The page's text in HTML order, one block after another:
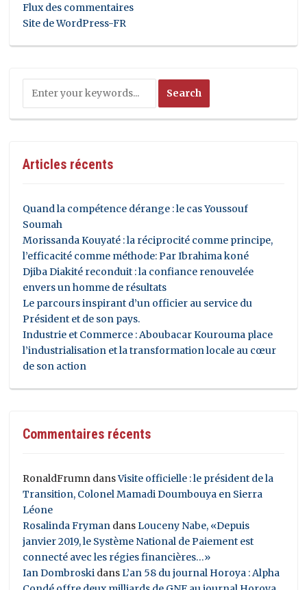
Flux des commentaires
Site de WordPress-FR
Articles récents
Quand la compétence dérange : le cas Youssouf
Soumah
Morissanda Kouyaté : la réciprocité comme principe,
l’efficacité comme méthode: Par Ibrahima koné
Djiba Diakité reconduit : la confiance renouvelée
envers un homme de résultats
Le parcours inspirant d’un officier au service du
Président et de son pays.
Industrie et Commerce : Aboubacar Kourouma place
l’industrialisation et la transformation locale au cœur
de son action
Commentaires récents
RonaldFrumn dansVisite officielle : le président de la
Transition, Colonel Mamadi Doumbouya en Sierra
Léone
Rosalinda Fryman dansLouceny Nabe, «Depuis
janvier 2019, le Système National de Paiement est
connecté avec les régies financières…»
Ian Dombroski dansL’an 58 du journal Horoya : Alpha